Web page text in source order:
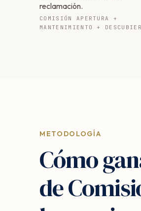
reclamación.
COMISIÓN APERTURA +
MANTENIMIENTO +
METODOLOGÍA
Cómo
de